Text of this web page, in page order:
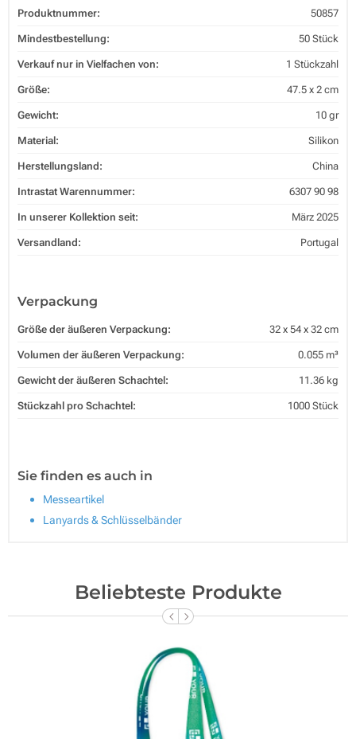
Produktnummer: 50857
Mindestbestellung: 50 Stück
Verkauf nur in Vielfachen von: 1 Stückzahl
Größe: 47.5 x 2 cm
Gewicht: 10 gr
Material: Silikon
Herstellungsland: China
Intrastat Warennummer: 6307 90 98
In unserer Kollektion seit: März 2025
Versandland: Portugal
Verpackung
Größe der äußeren Verpackung: 32 x 54 x 32 cm
Volumen der äußeren Verpackung: 0.055 m³
Gewicht der äußeren Schachtel: 11.36 kg
Stückzahl pro Schachtel: 1000 Stück
Sie finden es auch in
Messeartikel
Lanyards & Schlüsselbänder
Beliebteste Produkte